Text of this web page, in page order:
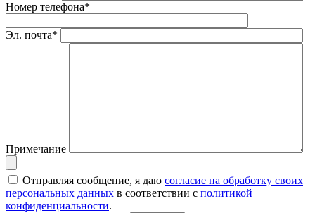
Номер телефона*
Эл. почта*
Примечание
Отправляя сообщение, я даю согласие на обработку своих
персональных данных в соответствии с политикой
конфиденциальности.